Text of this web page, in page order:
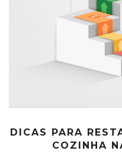
DICAS PARA
COZINHA